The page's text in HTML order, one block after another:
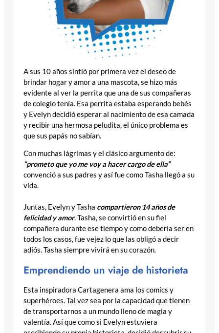
A sus 10 años sintió por primera vez el deseo de
brindar hogar y amor a una mascota, se hizo más
evidente al ver la perrita que una de sus compañeras
de colegio tenía. Esa perrita estaba esperando bebés
y Evelyn decidió esperar al nacimiento de esa camada
y recibir una hermosa peludita, el único problema es
que sus papás no sabían.
Con muchas lágrimas y el clásico argumento de:
“prometo que yo me voy a hacer cargo de ella”
convenció a sus padres y así fue como Tasha llegó a su
vida.
Juntas, Evelyn y Tasha compartieron 14 años de
felicidad y amor. Tasha, se convirtió en su fiel
compañera durante ese tiempo y como debería ser en
todos los casos, fue vejez lo que las obligó a decir
adiós. Tasha siempre vivirá en su corazón.
Emprendiendo un viaje de historieta
Esta inspiradora Cartagenera ama los comics y
superhéroes. Tal vez sea por la capacidad que tienen
de transportarnos a un mundo lleno de magia y
valentía. Así que como si Evelyn estuviera